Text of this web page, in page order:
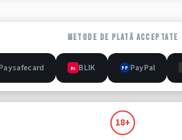
METODE DE PLATĂ ACCEPTATE
BL BLIK PP PayPal
18+